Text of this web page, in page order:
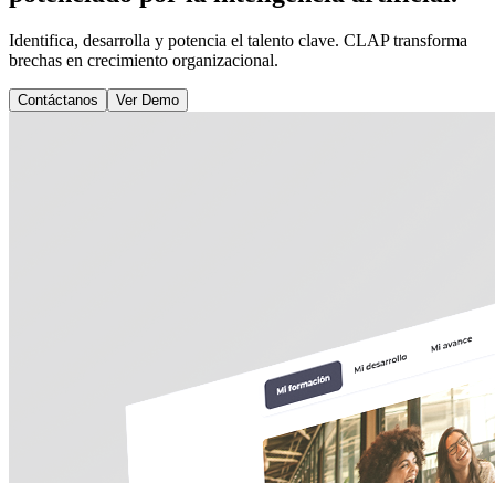
Identifica, desarrolla y potencia el talento clave. CLAP transforma
brechas en crecimiento organizacional.
Contáctanos Ver Demo